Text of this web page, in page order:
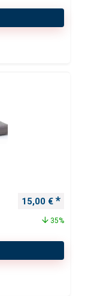
Ursprünglicher
15,00 €
35%